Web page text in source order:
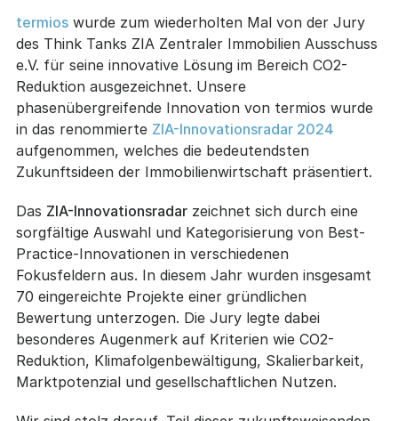
termioswurde zum wiederholten Mal von der Jury
des Think Tanks ZIA Zentraler Immobilien Ausschuss
e.V. für seine innovative Lösung im Bereich CO2-
Reduktion ausgezeichnet. Unsere
phasenübergreifende Innovation von termios wurde
in das renommierte ZIA-Innovationsradar 2024
aufgenommen, welches die bedeutendsten
Zukunftsideen der Immobilienwirtschaft präsentiert.
Das ZIA-Innovationsradarzeichnet sich durch eine
sorgfältige Auswahl und Kategorisierung von Best-
Practice-Innovationen in verschiedenen
Fokusfeldern aus. In diesem Jahr wurden insgesamt
70 eingereichte Projekte einer gründlichen
Bewertung unterzogen. Die Jury legte dabei
besonderes Augenmerk auf Kriterien wie CO2-
Reduktion, Klimafolgenbewältigung, Skalierbarkeit,
Marktpotenzial und gesellschaftlichen Nutzen.